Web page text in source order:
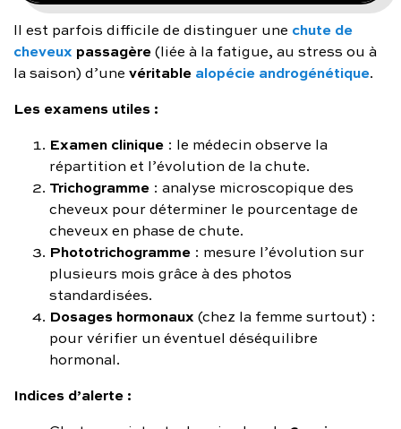
Il est parfois difficile de distinguer une chute de
cheveux passagère(liée à la fatigue, au stress ou à
la saison) d’une véritable alopécie androgénétique.
Les examens utiles :
Examen clinique : le médecin observe la
répartition et l’évolution de la chute.
Trichogramme : analyse microscopique des
cheveux pour déterminer le pourcentage de
cheveux en phase de chute.
Phototrichogramme : mesure l’évolution sur
plusieurs mois grâce à des photos
standardisées.
Dosages hormonaux (chez la femme surtout) :
pour vérifier un éventuel déséquilibre
hormonal.
Indices d’alerte :